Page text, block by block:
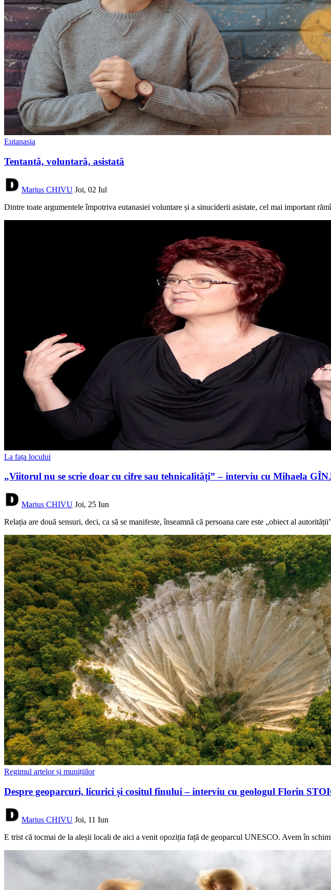
Eutanasia
Tentantă, voluntară, asistată
Marius CHIVU Joi, 02 Iul
Dintre toate argumentele împotriva eutanasiei voluntare și a sinuciderii asistate, cel mai important
La fața locului
„Viitorul nu se scrie doar cu cifre sau tehnicalități” – interviu cu Mihaela
Marius CHIVU Joi, 25 Iun
Relația are două sensuri, deci, ca să se manifeste, înseamnă că persoana care este „obiect al
Regimul artelor și munițiilor
Despre geoparcuri, licurici și cositul fînului – interviu cu geologul Florin
Marius CHIVU Joi, 11 Iun
E trist că tocmai de la aleșii locali de aici a venit opoziția față de geoparcul UNESCO. Avem în